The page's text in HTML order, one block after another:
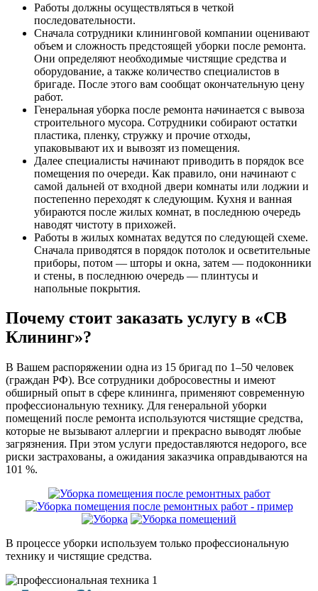
Работы должны осуществляться в четкой
последовательности.
Сначала сотрудники клининговой компании оценивают
объем и сложность предстоящей уборки после ремонта.
Они определяют необходимые чистящие средства и
оборудование, а также количество специалистов в
бригаде. После этого вам сообщат окончательную цену
работ.
Генеральная уборка после ремонта начинается с вывоза
строительного мусора. Сотрудники собирают остатки
пластика, пленку, стружку и прочие отходы,
упаковывают их и вывозят из помещения.
Далее специалисты начинают приводить в порядок все
помещения по очереди. Как правило, они начинают с
самой дальней от входной двери комнаты или лоджии и
постепенно переходят к следующим. Кухня и ванная
убираются после жилых комнат, в последнюю очередь
наводят чистоту в прихожей.
Работы в жилых комнатах ведутся по следующей схеме.
Сначала приводятся в порядок потолок и осветительные
приборы, потом — шторы и окна, затем — подоконники
и стены, в последнюю очередь — плинтусы и
напольные покрытия.
Почему стоит заказать услугу в «СВ
Клининг»?
В Вашем распоряжении одна из 15 бригад по 1–50 человек
(граждан РФ). Все сотрудники добросовестны и имеют
обширный опыт в сфере клининга, применяют современную
профессиональную технику. Для генеральной уборки
помещений после ремонта используются чистящие средства,
которые не вызывают аллергии и прекрасно выводят любые
загрязнения. При этом услуги предоставляются недорого, все
риски застрахованы, а ожидания заказчика оправдываются на
101 %.
В процессе уборки используем только профессиональную
технику и чистящие средства.